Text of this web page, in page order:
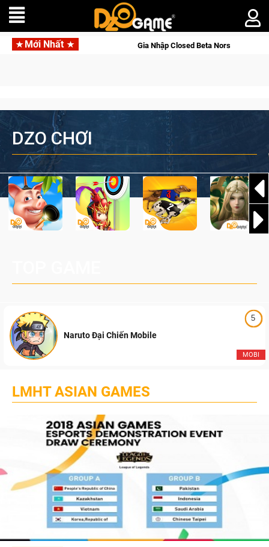
Mới Nhất
Online Gia Nhập Closed Beta Norse Saga: Cửu Giới
DZO CHƠI
5
MOBI
Naruto Đại Chiến Mobile
LMHT ASIAN GAMES